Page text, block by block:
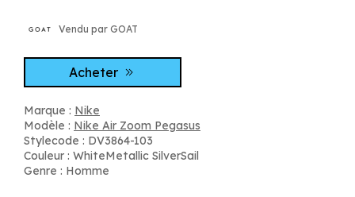
Vendu par GOAT
Acheter
Marque : Nike
Modèle : Nike Air Zoom Pegasus
Stylecode : DV3864-103
Couleur : WhiteMetallic SilverSail
Genre : Homme